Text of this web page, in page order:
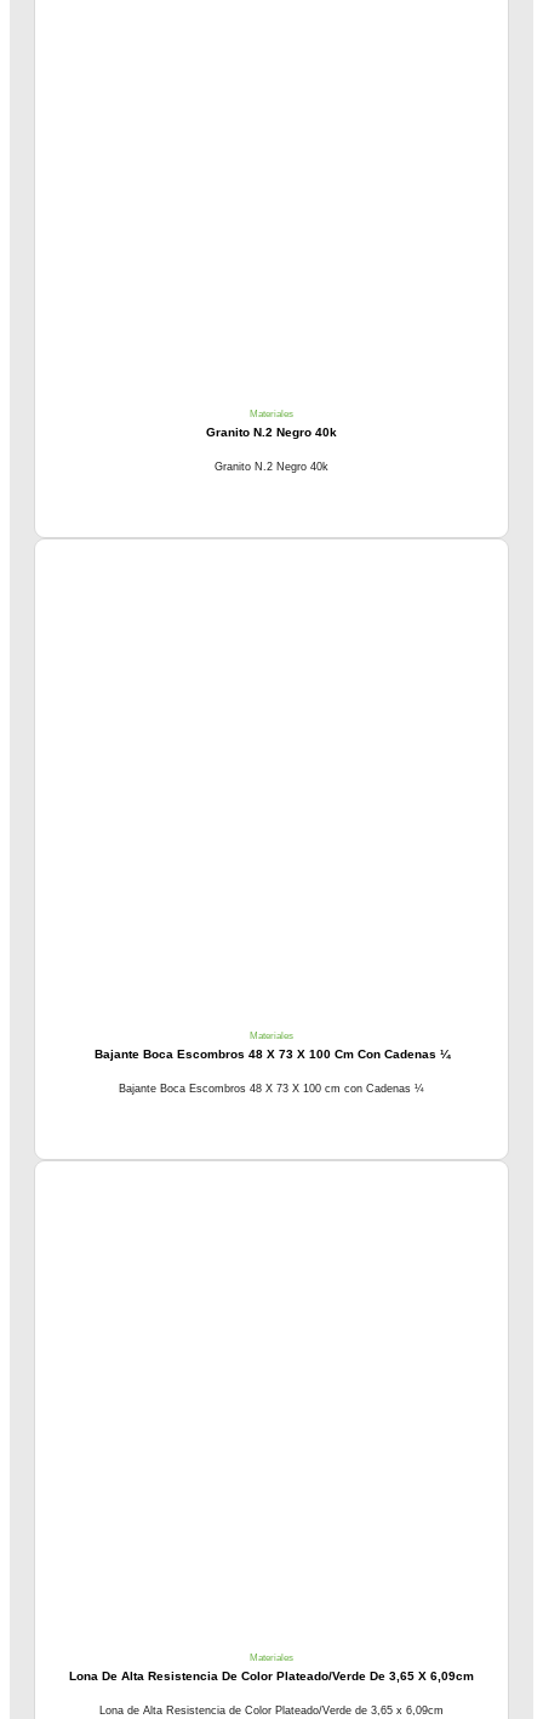
Materiales
Granito N.2 Negro 40k
Granito N.2 Negro 40k
Materiales
Bajante Boca Escombros 48 X 73 X 100 Cm Con Cadenas ¼
Bajante Boca Escombros 48 X 73 X 100 cm con Cadenas ¼
Materiales
Lona De Alta Resistencia De Color Plateado/Verde De 3,65 X 6,09cm
Lona de Alta Resistencia de Color Plateado/Verde de 3,65 x 6,09cm